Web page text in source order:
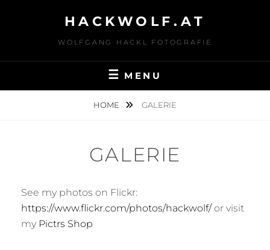
HACKWOLF.AT
WOLFGANG HACKL FOTOGRAFIE
MENU
HOME GALERIE
GALERIE
See my photos on Flickr:
https://www.flickr.com/photos/hackwolf/or visit
my Pictrs Shop